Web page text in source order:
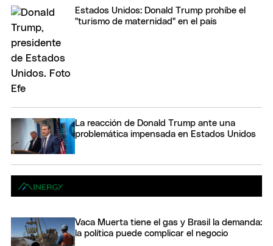
Estados Unidos: Donald Trump prohíbe el
"turismo de maternidad" en el país
La reacción de Donald Trump ante una
problemática impensada en Estados Unidos
Vaca Muerta tiene el gas y Brasil la demanda:
la política puede complicar el negocio